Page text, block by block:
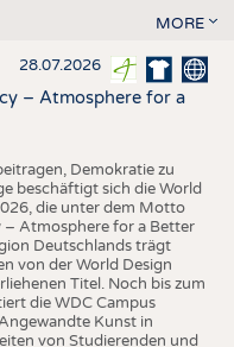
MORE
28.07.2026
– Atmosphere for a
Demokratie zu
beschäftigt sich die World
die unter dem Motto
– Atmosphere for a Better
Deutschlands trägt
von der World Design
Titel. Noch bis zum
die WDC Campus
Kunst in
von Studierenden und